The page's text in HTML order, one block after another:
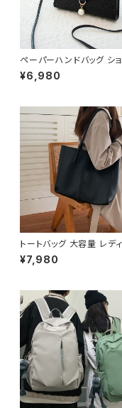
ペーパーハンドバッグ シ
ーバッグ パールチャームバ
レディース バック 軽量 カ
¥6,980
トートバッグ 大容量 レデ
フェイクレザー 無地 シン
バッグ A4対応 ママバッグ
¥7,980